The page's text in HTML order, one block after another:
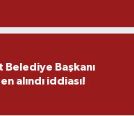
Belediye Başkanı
alındı iddiası!